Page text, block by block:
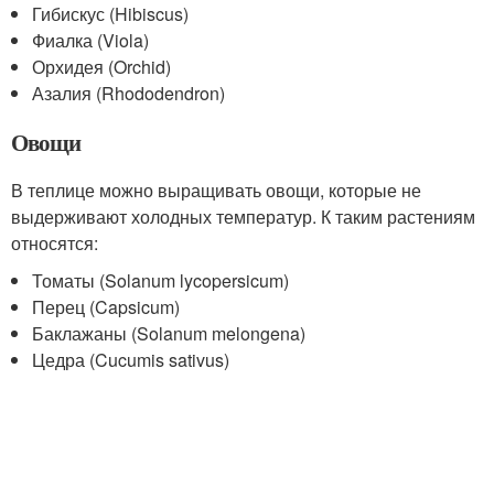
Гибискус (Hibiscus)
Фиалка (Viola)
Орхидея (Orchid)
Азалия (Rhododendron)
Овощи
В теплице можно выращивать овощи, которые не
выдерживают холодных температур. К таким растениям
относятся:
Томаты (Solanum lycopersicum)
Перец (Capsicum)
Баклажаны (Solanum melongena)
Цедра (Cucumis sativus)